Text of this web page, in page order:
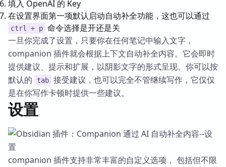
填入 OpenAI 的 Key
在设置界面第一项默认启动自动补全功能，这也可以通过
ctrl + p 命令选择是开还是关
一旦你完成了设置，只要你在任何笔记中输入文字，
companion 插件就会根据上下文自动补全内容。它会即时
提供建议、提示和扩展，以阴影文字的形式呈现。你可以按
默认的
tab 接受建议，也可以完全不管继续写作，它仅仅
是在你写作卡顿时提供一些建议。
设置
companion 插件支持非常丰富的自定义选项， 包括但不限